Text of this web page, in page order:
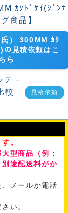
） 300MM ｶｸ
の見積依頼はこ
ら
見積依頼
。
型商品（例：
途配送料がか
メールか電話
い。